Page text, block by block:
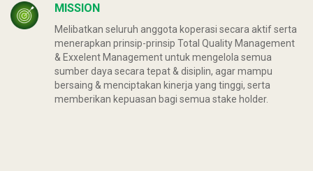
MISSION
Melibatkan seluruh anggota koperasi secara aktif serta
menerapkan prinsip-prinsip Total Quality Management
& Exxelent Management untuk mengelola semua
sumber daya secara tepat & disiplin, agar mampu
bersaing & menciptakan kinerja yang tinggi, serta
memberikan kepuasan bagi semua stake holder.